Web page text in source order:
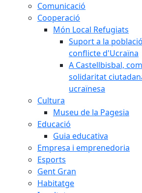
Comunicació
Cooperació
Món Local Refugiats
Suport a la
conflicte d'Ucraïna
A Castellbisbal,
solidaritat
ucraïnesa
Cultura
Museu de la Pagesia
Educació
Guia educativa
Empresa i emprenedoria
Esports
Gent Gran
Habitatge